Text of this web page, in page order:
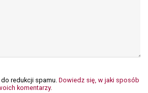
redukcji spamu. Dowiedz się, w jaki sposób
komentarzy.